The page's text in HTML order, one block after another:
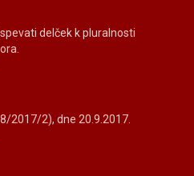
delček k pluralnosti
2017/2), dne 20.9.2017.